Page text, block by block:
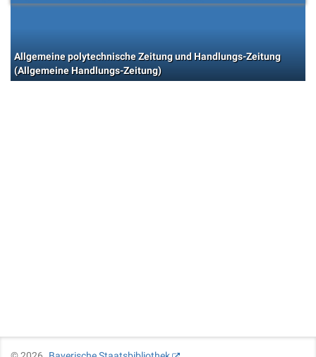
Allgemeine polytechnische Zeitung und Handlungs-Zeitung
(Allgemeine Handlungs-Zeitung)